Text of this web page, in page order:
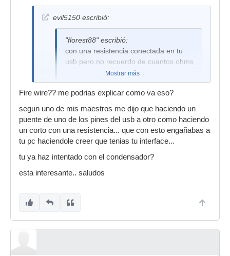
evil5150 escribió:
"florest88" escribió:
con una resistencia conectada en tu
usb pero no recuerdo de cuantos ohms
perdon que te corrija pero no es un resistor es
un capacitor a .22mf y no va por usb va por
firewire
Oye orbitaplanet date una vuelta por la pagina
de m-audio la verdad es que las interfaces son
varatas y compatibles con protools m-powered
Mostrar más
Fire wire?? me podrias explicar como va eso?
segun uno de mis maestros me dijo que haciendo un
puente de uno de los pines del usb a otro como haciendo
un corto con una resistencia... que con esto engañabas a
tu pc haciendole creer que tenias tu interface...
tu ya haz intentado con el condensador?
esta interesante.. saludos